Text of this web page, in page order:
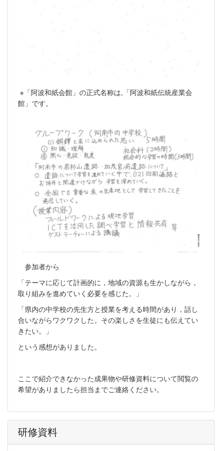
※「阿波和紙会館」の正式名称は,「阿波和紙伝統産業会
館」です。
参加者から
「テーマに応じて計画的に，地域の資源も生かしながら，
取り組みを進めていく必要を感じた。」
「県内の中学校の先生方と授業を考える時間があり，話し
合いながらワクワクした。その楽しさを生徒にも伝えてい
きたい。」
という感想がありました。
ここで紹介できなかった成果物や研修資料について閲覧の
希望がありましたら担当までご連絡ください。
研修資料